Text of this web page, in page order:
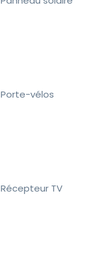
Porte-vélos
Récepteur TV